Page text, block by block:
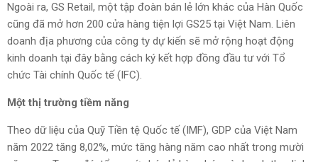
Ngoài ra, GS Retail, một tập đoàn bán lẻ lớn khác của Hàn Quốc
cũng đã mở hơn 200 cửa hàng tiện lợi GS25 tại Việt Nam. Liên
doanh địa phương của công ty dự kiến sẽ mở rộng hoạt động
kinh doanh tại đây bằng cách ký kết hợp đồng đầu tư với Tổ
chức Tài chính Quốc tế (IFC).
Một thị trường tiềm năng
Theo dữ liệu của Quỹ Tiền tệ Quốc tế (IMF), GDP của Việt Nam
năm 2022 tăng 8,02%, mức tăng hàng năm cao nhất trong mười